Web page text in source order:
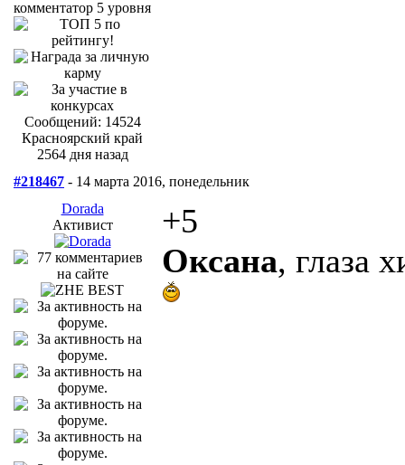
Сообщений: 14524
Красноярский край
2564 дня назад
#218467 - 14 марта 2016, понедельник
Dorada
Активист
+5
Оксана, глаза